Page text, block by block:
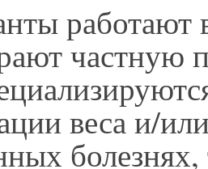
работают
частную
веса и/
болезнях,